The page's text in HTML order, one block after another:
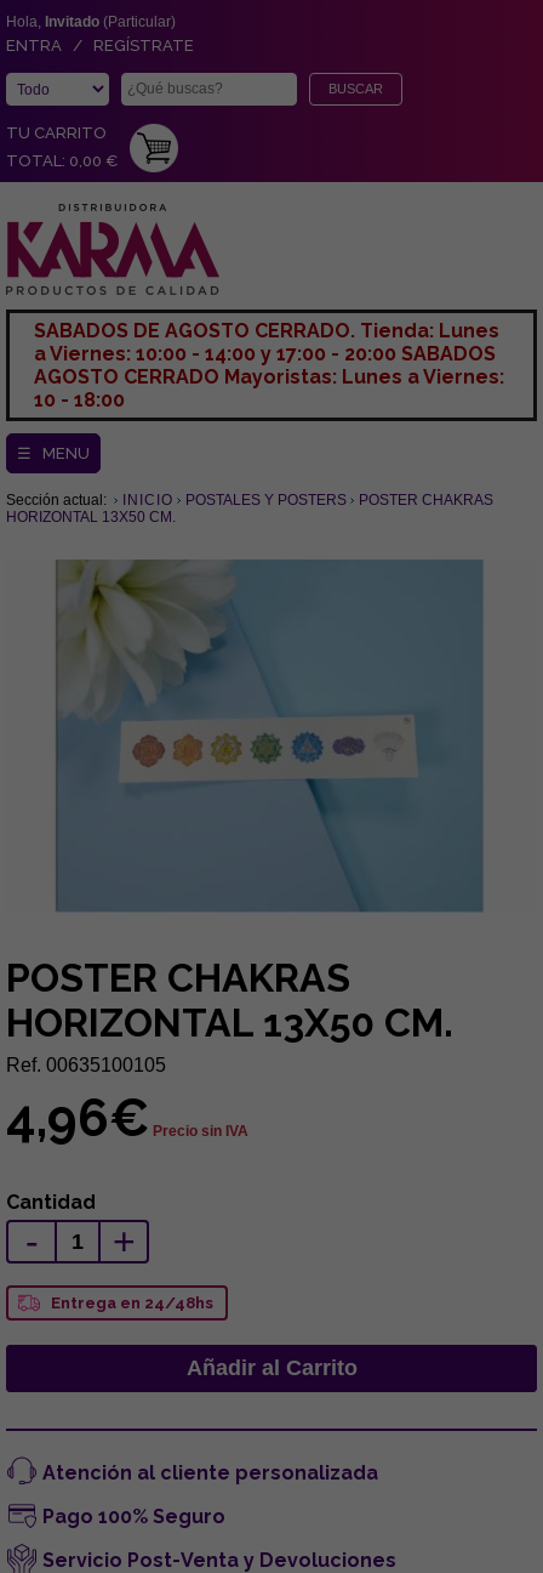
Hola, Invitado (Particular)
ENTRA / REGÍSTRATE
TU CARRITO
TOTAL: 0,00 €
SABADOS DE AGOSTO CERRADO. Tienda: Lunes
a Viernes: 10:00 - 14:00 y 17:00 - 20:00 SABADOS
AGOSTO CERRADO Mayoristas: Lunes a Viernes:
10 - 18:00
☰ MENU
Sección actual: INICIO POSTALES Y POSTERS
POSTER CHAKRAS
HORIZONTAL 13X50 CM.
POSTER CHAKRAS
HORIZONTAL 13X50 CM.
Ref. 00635100105
4,96€ Precio sin IVA
Cantidad
- +
Entrega en 24/48hs
Atención al cliente personalizada
Pago 100% Seguro
Servicio Post-Venta y Devoluciones